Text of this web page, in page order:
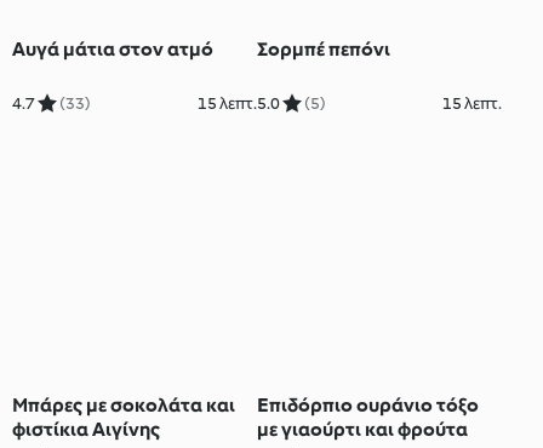
Aυγά μάτια στον ατμό
4.7 (33) 15 λεπτ.
Σορμπέ πεπόνι
5.0 (5) 15 λεπτ.
Μπάρες με σοκολάτα και
φιστίκια Αιγίνης
Επιδόρπιο ουράνιο τόξο
με γιαούρτι και φρούτα